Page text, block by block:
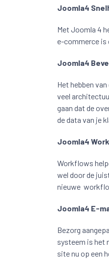
Joomla4
Met Joomla 4
e-commerce is
Joomla4
Het hebben
veel
gaan dat de
de data van je
Joomla4
Workflows
wel door de
nieuwe
Joomla4 E-
Bezorg
systeem is het
site nu op een